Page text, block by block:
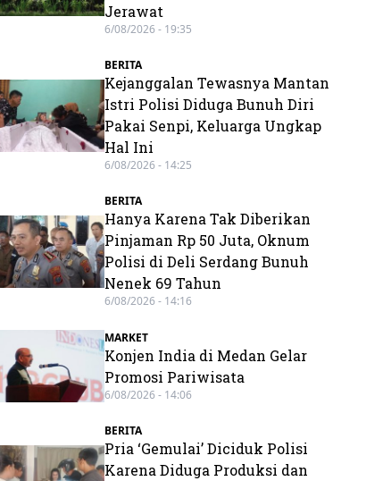
Jerawat
6/08/2026 - 19:35
BERITA
Kejanggalan Tewasnya Mantan
Istri Polisi Diduga Bunuh Diri
Pakai Senpi, Keluarga Ungkap
Hal Ini
6/08/2026 - 14:25
BERITA
Hanya Karena Tak Diberikan
Pinjaman Rp 50 Juta, Oknum
Polisi di Deli Serdang Bunuh
Nenek 69 Tahun
6/08/2026 - 14:16
MARKET
Konjen India di Medan Gelar
Promosi Pariwisata
6/08/2026 - 14:06
BERITA
Pria ‘Gemulai’ Diciduk Polisi
Karena Diduga Produksi dan